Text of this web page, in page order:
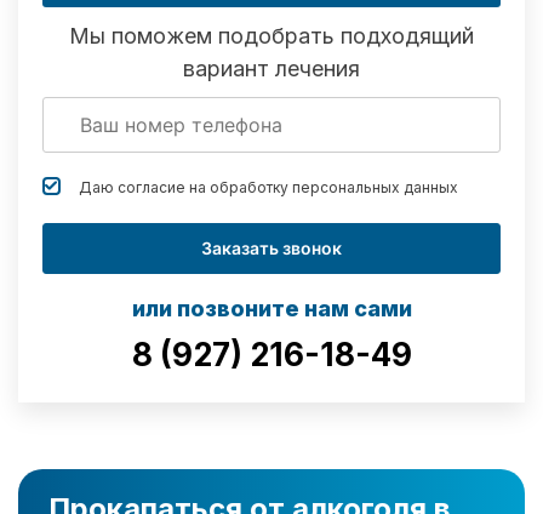
Мы поможем подобрать подходящий
вариант лечения
Даю согласие на обработку персональных данных
Заказать звонок
или позвоните нам сами
8 (927) 216-18-49